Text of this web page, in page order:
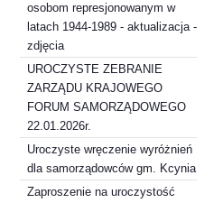
osobom represjonowanym w
latach 1944-1989 - aktualizacja -
zdjęcia
UROCZYSTE ZEBRANIE
ZARZĄDU KRAJOWEGO
FORUM SAMORZĄDOWEGO
22.01.2026r.
Uroczyste wręczenie wyróżnień
dla samorządowców gm. Kcynia
Zaproszenie na uroczystość